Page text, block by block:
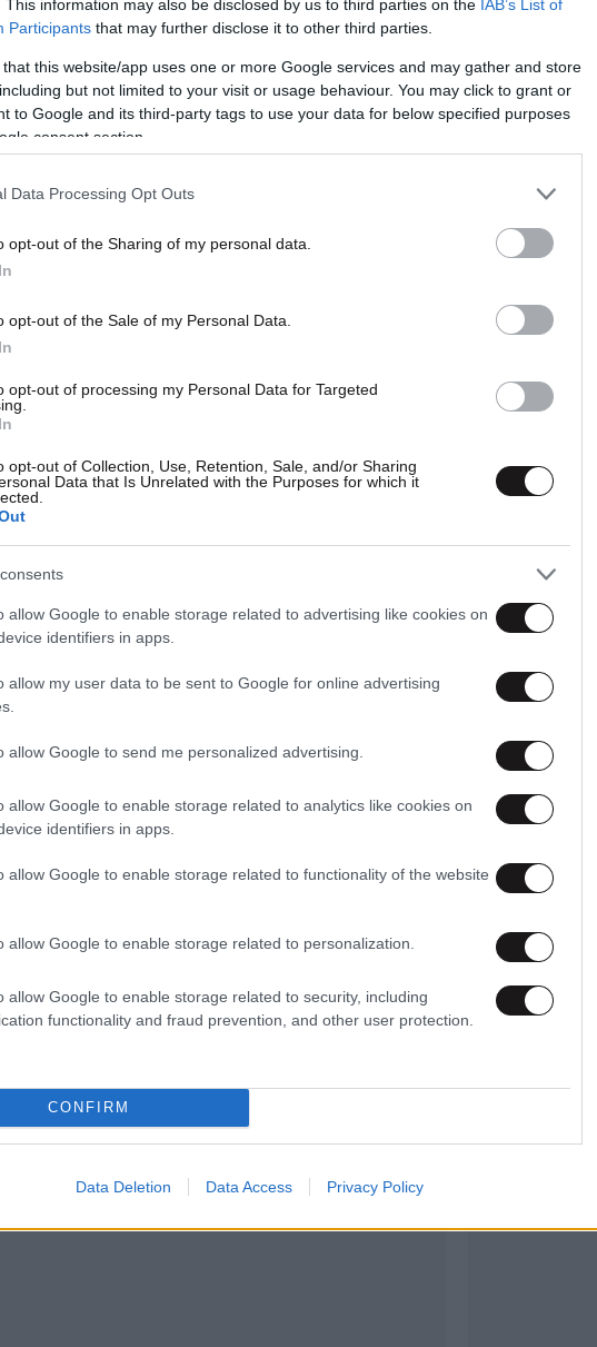
This information may also be disclosed by us to third parties on the IAB’s List of
Participants that may further disclose it to other third parties.
that this website/app uses one or more Google services and may gather and store
but not limited to your visit or usage behaviour. You may click to grant or
to Google and its third-party tags to use your data for below specified purposes
consent section.
Data Processing Opt Outs
opt-out of the Sharing of my personal data.
opt-out of the Sale of my Personal Data.
opt-out of processing my Personal Data for Targeted
opt-out of Collection, Use, Retention, Sale, and/or Sharing
Data that Is Unrelated with the Purposes for which it
allow Google to enable storage related to advertising like cookies on
identifiers in apps.
allow my user data to be sent to Google for online advertising
allow Google to send me personalized advertising.
allow Google to enable storage related to analytics like cookies on
identifiers in apps.
allow Google to enable storage related to functionality of the website
allow Google to enable storage related to personalization.
allow Google to enable storage related to security, including
functionality and fraud prevention, and other user protection.
CONFIRM
Data Deletion Data Access Privacy Policy
διαμορφώνουν έναν πιο απλό, πιο
οποίο η τεχνολογία λειτουργεί ως
της αποδοτικότητας και της
υπηρεσιών.
e-ΕΦΚΑ κατέχει το νέο Ολοκληρωμένο
του οποίου ενοποιούνται όλα τα βασικά
σε ένα ενιαίο και διαλειτουργικό ψηφιακό
την ενιαία διαχείριση των εισφορών και
κρίσιμων διαδικασιών, ιδίως στον
ενίσχυση της διαφάνειας και των
ταχύτερης προσαρμογής σε αλλαγές, ενώ
όπως η Ανεξάρτητη Αρχή Δημοσίων Εσόδων
(Γ.Ε.ΜΗ.).
του έργου είναι πολλαπλά.Οι
καθώς τα αιτήματα και οι συναλλαγές
διεκπεραιώνονται ταχύτερα και